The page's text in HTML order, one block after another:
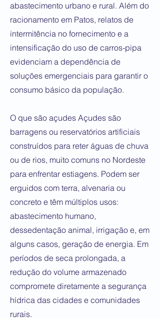
abastecimento urbano e rural. Além do
racionamento em Patos, relatos de
intermitência no fornecimento e a
intensificação do uso de carros-pipa
evidenciam a dependência de
soluções emergenciais para garantir o
consumo básico da população.
O que são açudes Açudes são
barragens ou reservatórios artificiais
construídos para reter águas de chuva
ou de rios, muito comuns no Nordeste
para enfrentar estiagens. Podem ser
erguidos com terra, alvenaria ou
concreto e têm múltiplos usos:
abastecimento humano,
dessedentação animal, irrigação e, em
alguns casos, geração de energia. Em
períodos de seca prolongada, a
redução do volume armazenado
compromete diretamente a segurança
hídrica das cidades e comunidades
rurais.